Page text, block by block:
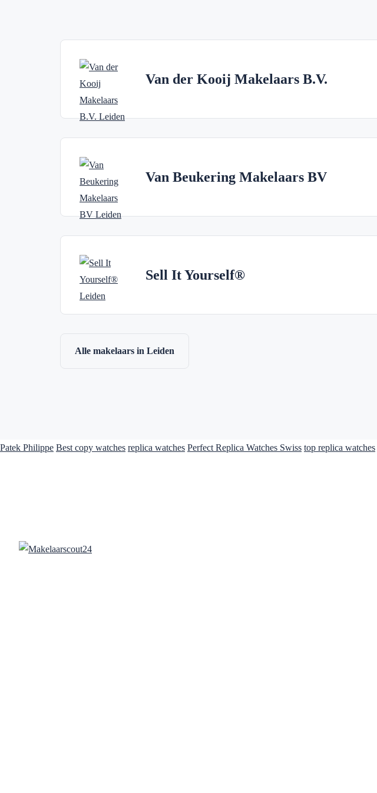
Van der Kooij Makelaars B.V.
Van Beukering Makelaars BV
Sell It Yourself®
Alle makelaars in Leiden
Patek Philippe Best copy watches replica watches Perfect Replica Watches Swiss top replica watches